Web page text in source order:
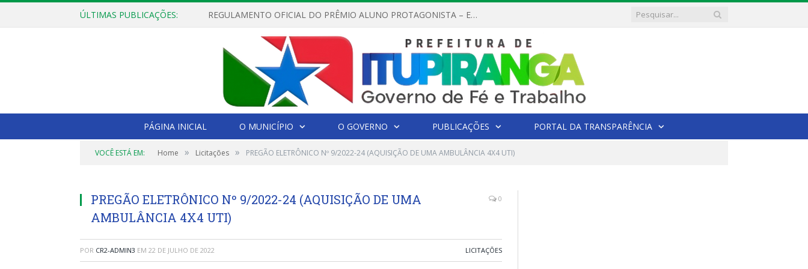
ÚLTIMAS PUBLICAÇÕES: REGULAMENTO OFICIAL DO PRÊMIO ALUNO PROTAGONISTA – EDIÇÃO 2026
PÁGINA INICIAL O MUNICÍPIO O GOVERNO PUBLICAÇÕES PORTAL DA TRANSPARÊNCIA
VOCÊ ESTÁ EM: Home » Licitações » PREGÃO ELETRÔNICO Nº 9/2022-24 (AQUISIÇÃO DE UMA AMBULÂNCIA 4X4 UTI)
PREGÃO ELETRÔNICO Nº 9/2022-24 (AQUISIÇÃO DE UMA
AMBULÂNCIA 4X4 UTI)
0
POR CR2-ADMIN3 EM 22 DE JULHO DE 2022 LICITAÇÕES